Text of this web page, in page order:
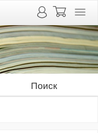
Поиск